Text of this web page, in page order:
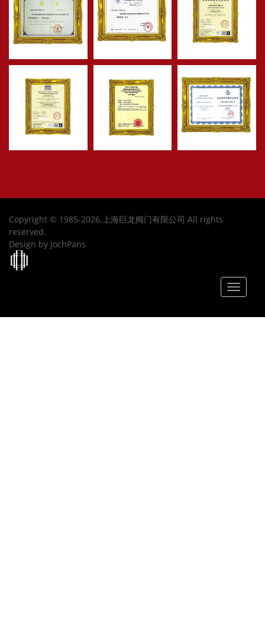
Copyright © 1985-2026.上海巨龙阀门有限公司 All rights
reserved.
Design by JochPans
Toggle